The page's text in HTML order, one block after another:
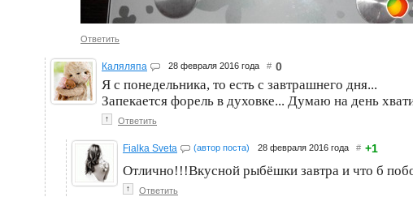
Ответить
Каляляпа 28 февраля 2016 года # 0
Я с понедельника, то есть с завтрашнего дня...
Запекается форель в духовке... Думаю на день
↑ Ответить
Fialka Sveta (автор поста) 28 февраля 2016 года # +1
Отлично!!!Вкусной рыбёшки завтра и что б
↑ Ответить